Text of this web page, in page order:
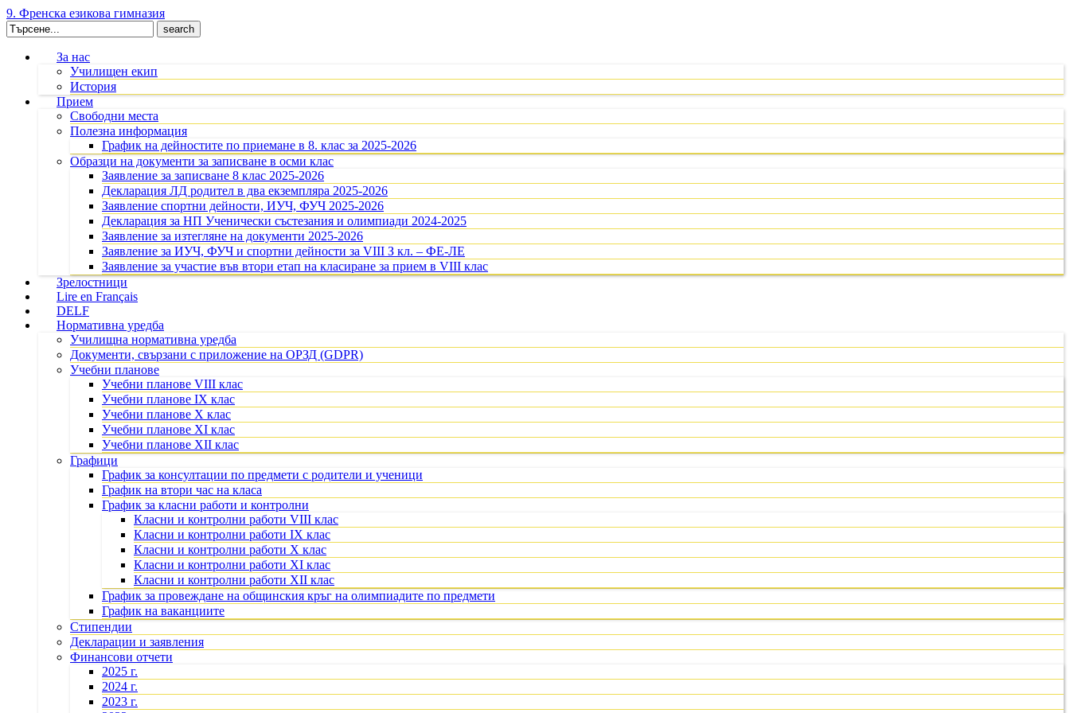
9. Френска езикова гимназия
Search
for:
За нас
Училищен екип
История
Прием
Свободни места
Полезна информация
График на дейностите по приемане в 8. клас за 2025-2026
Образци на документи за записване в осми клас
Заявление за записване 8 клас 2025-2026
Декларация ЛД родител в два екземпляра 2025-2026
Заявление спортни дейности, ИУЧ, ФУЧ 2025-2026
Декларация за НП Ученически състезания и олимпиади 2024-2025
Заявление за изтегляне на документи 2025-2026
Заявление за ИУЧ, ФУЧ и спортни дейности за VIII З кл. – ФЕ-ЛЕ
Заявление за участие във втори етап на класиране за прием в VIII клас
Зрелостници
Lire en Français
DELF
Нормативна уредба
Училищна нормативна уредба
Документи, свързани с приложение на ОРЗД (GDPR)
Учебни планове
Учебни планове VIII клас
Учебни планове IX клас
Учебни планове X клас
Учебни планове XI клас
Учебни планове XII клас
Графици
График за консултации по предмети с родители и ученици
График на втори час на класа
График за класни работи и контролни
Класни и контролни работи VIII клас
Класни и контролни работи IX клас
Класни и контролни работи X клас
Класни и контролни работи XI клас
Класни и контролни работи XII клас
График за провеждане на общинския кръг на олимпиадите по предмети
График на ваканциите
Стипендии
Декларации и заявления
Финансови отчети
2025 г.
2024 г.
2023 г.